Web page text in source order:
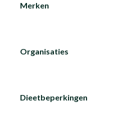
Merken
Organisaties
Dieetbeperkingen